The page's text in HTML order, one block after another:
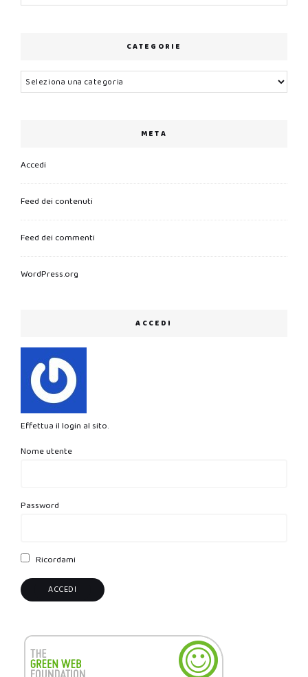
CATEGORIE
Categorie
META
Accedi
Feed dei contenuti
Feed dei commenti
WordPress.org
ACCEDI
Effettua il login al sito.
Nome utente
Password
Ricordami